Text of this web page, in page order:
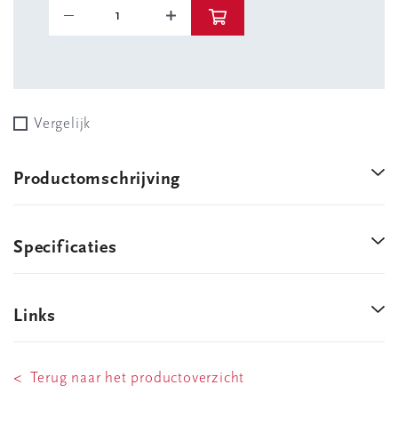
Vergelijk
Productomschrijving
Specificaties
Links
< Terug naar het productoverzicht